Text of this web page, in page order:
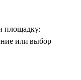
площадку:
или выбор